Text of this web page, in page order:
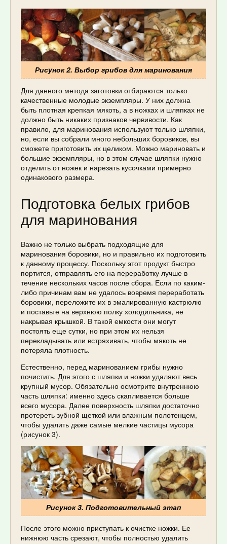
Рисунок 2. Выбор грибов для маринования
Для данного метода заготовки отбираются только
качественные молодые экземпляры. У них должна
быть плотная крепкая мякоть, а в ножках и шляпках не
должно быть никаких признаков червивости. Как
правило, для маринования используют только шляпки,
но, если вы собрали много небольших боровиков, вы
сможете приготовить их целиком. Можно мариновать и
большие экземпляры, но в этом случае шляпки нужно
отделить от ножек и нарезать кусочками примерно
одинакового размера.
Подготовка белых грибов
для маринования
Важно не только выбрать подходящие для
маринования боровики, но и правильно их подготовить
к данному процессу. Поскольку этот продукт быстро
портится, отправлять его на переработку лучше в
течение нескольких часов после сбора. Если по каким-
либо причинам вам не удалось вовремя переработать
боровики, переложите их в эмалированную кастрюлю
и поставьте на верхнюю полку холодильника, не
накрывая крышкой. В такой емкости они могут
постоять еще сутки, но при этом их нельзя
перекладывать или встряхивать, чтобы мякоть не
потеряла плотность.
Естественно, перед маринованием грибы нужно
почистить. Для этого с шляпки и ножки удаляют весь
крупный мусор. Обязательно осмотрите внутреннюю
часть шляпки: именно здесь скапливается больше
всего мусора. Далее поверхность шляпки достаточно
протереть зубной щеткой или влажным полотенцем,
чтобы удалить даже самые мелкие частицы мусора
(рисунок 3).
Рисунок 3. Подготовительный этап
После этого можно приступать к очистке ножки. Ее
нижнюю часть срезают, чтобы полностью удалить